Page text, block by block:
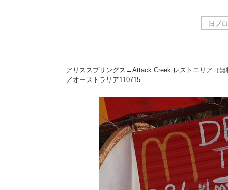
アリススプリングス→Attack Creek レストエリア（無
／オーストラリア110715